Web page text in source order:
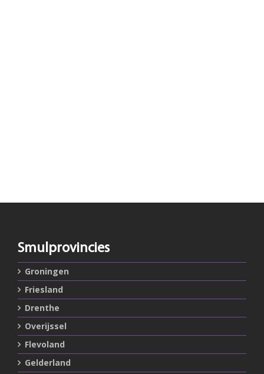
Smulprovincies
Groningen
Friesland
Drenthe
Overijssel
Flevoland
Gelderland